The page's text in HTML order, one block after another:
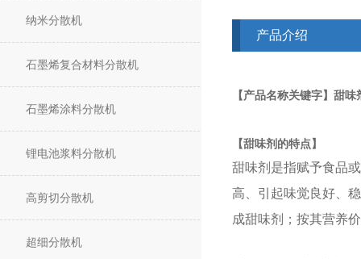
纳米分散机
石墨烯复合材料分散机
石墨烯涂料分散机
锂电池浆料分散机
高剪切分散机
超细分散机
产品介绍
【产品名称关键字】 甜味
【甜味剂的特点】
甜味剂是指赋予食品
高、引起味觉良好、
成甜味剂；按其营养